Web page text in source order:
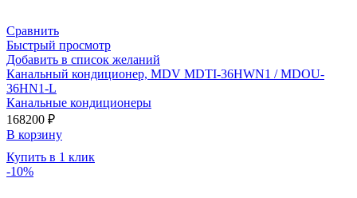
Сравнить
Быстрый просмотр
Добавить в список желаний
Канальный кондиционер, MDV MDTI-36HWN1 / MDOU-
36HN1-L
Канальные кондиционеры
168200 ₽
В корзину
Купить в 1 клик
-10%